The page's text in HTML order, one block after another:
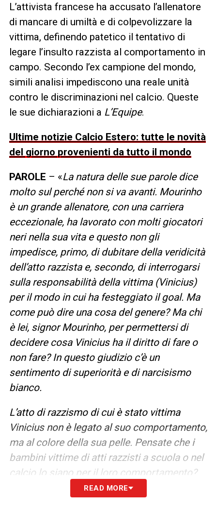
L’attivista francese ha accusato l’allenatore
di mancare di umiltà e di colpevolizzare la
vittima, definendo patetico il tentativo di
legare l’insulto razzista al comportamento in
campo. Secondo l’ex campione del mondo,
simili analisi impediscono una reale unità
contro le discriminazioni nel calcio. Queste
le sue dichiarazioni a L’Equipe.
Ultime notizie Calcio Estero: tutte le novità
del giorno provenienti da tutto il mondo
PAROLE – «La natura delle sue parole dice
molto sul perché non si va avanti. Mourinho
è un grande allenatore, con una carriera
eccezionale, ha lavorato con molti giocatori
neri nella sua vita e questo non gli
impedisce, primo, di dubitare della veridicità
dell’atto razzista e, secondo, di interrogarsi
sulla responsabilità della vittima (Vinicius)
per il modo in cui ha festeggiato il goal. Ma
come può dire una cosa del genere? Ma chi
è lei, signor Mourinho, per permettersi di
decidere cosa Vinicius ha il diritto di fare o
non fare? In questo giudizio c’è un
sentimento di superiorità e di narcisismo
bianco.
L’atto di razzismo di cui è stato vittima
Vinicius non è legato al suo comportamento,
ma al colore della sua pelle. Pensate che i
bambini vittime di atti razzisti a scuola o nel
calcio lo siano per il loro comportamento?
No. Allora cosa dovrebbero fare? Che
READ MORE